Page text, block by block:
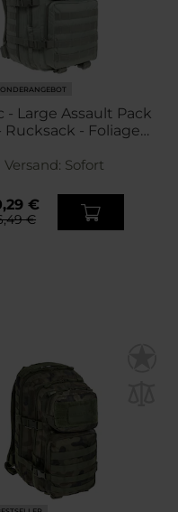
- Large Assault Pack
Rucksack - Foliage
Versand: Sofort
€
€